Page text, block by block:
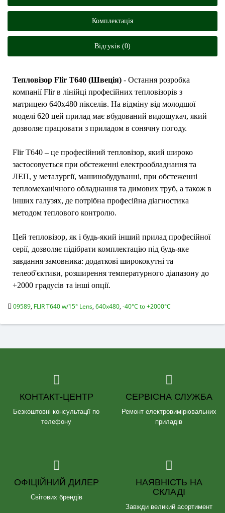
Комплектація
Відгуків (0)
Тепловізор Flir T640 (Швеція) - Остання розробка
компанії Flir в лінійці професійних тепловізорів з
матрицею 640х480 пікселів. На відміну від молодшої
моделі 620 цей прилад має вбудований видошукач, який
дозволяє працювати з приладом в сонячну погоду.
Flir T640 – це професійний тепловізор, який широко
застосовується при обстеженні електрообладнання та
ЛЕП, у металургії, машинобудуванні, при обстеженні
тепломеханічного обладнання та димових труб, а також в
інших галузях, де потрібна професійна діагностика
методом теплового контролю.
Цей тепловізор, як і будь-який інший прилад професійної
серії, дозволяє підібрати комплектацію під будь-яке
завдання замовника: додаткові ширококутні та
телеоб'єктиви, розширення температурного діапазону до
+2000 градусів та інші опції.
09589, FLIR T640 w/15° Lens, 640x480, -40°C to +2000°C
КОНТАКТ-ЦЕНТР
Безкоштовні консультації по
телефону
СЕРВІСНА СЛУЖБА
Ремонт електровимірювальних
приладів
ОФІЦІЙНИЙ ДИЛЕР
Світових брендів
НАЯВНІСТЬ НА
СКЛАДІ
Завжди великий асортимент